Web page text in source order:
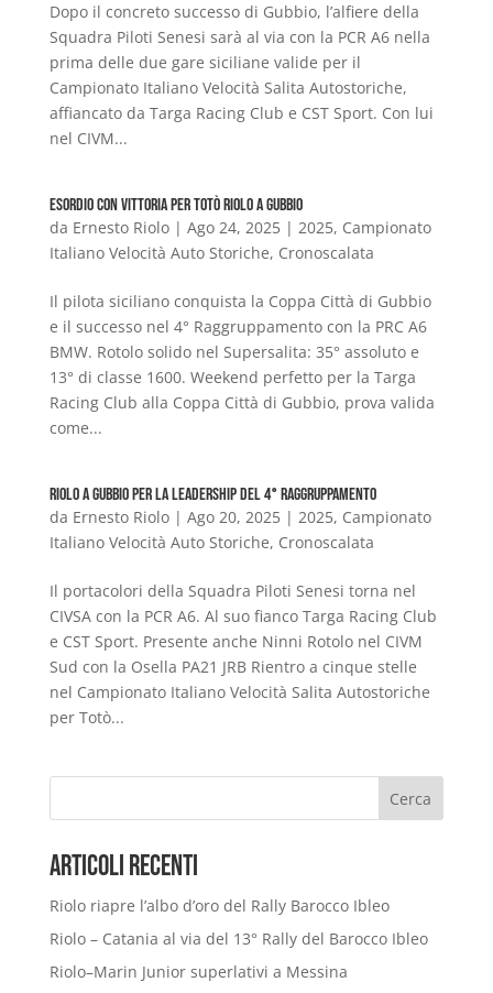
Dopo il concreto successo di Gubbio, l’alfiere della
Squadra Piloti Senesi sarà al via con la PCR A6 nella
prima delle due gare siciliane valide per il
Campionato Italiano Velocità Salita Autostoriche,
affiancato da Targa Racing Club e CST Sport. Con lui
nel CIVM...
Esordio con vittoria per Totò Riolo a Gubbio
da Ernesto Riolo| Ago 24, 2025| 2025, Campionato
Italiano Velocità Auto Storiche, Cronoscalata
Il pilota siciliano conquista la Coppa Città di Gubbio
e il successo nel 4° Raggruppamento con la PRC A6
BMW. Rotolo solido nel Supersalita: 35° assoluto e
13° di classe 1600. Weekend perfetto per la Targa
Racing Club alla Coppa Città di Gubbio, prova valida
come...
Riolo a Gubbio per la leadership del 4° Raggruppamento
da Ernesto Riolo| Ago 20, 2025| 2025, Campionato
Italiano Velocità Auto Storiche, Cronoscalata
Il portacolori della Squadra Piloti Senesi torna nel
CIVSA con la PCR A6. Al suo fianco Targa Racing Club
e CST Sport. Presente anche Ninni Rotolo nel CIVM
Sud con la Osella PA21 JRB Rientro a cinque stelle
nel Campionato Italiano Velocità Salita Autostoriche
per Totò...
Cerca
Articoli Recenti
Riolo riapre l’albo d’oro del Rally Barocco Ibleo
Riolo – Catania al via del 13° Rally del Barocco Ibleo
Riolo–Marin Junior superlativi a Messina